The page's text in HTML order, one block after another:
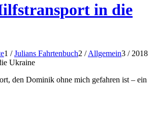
in die
1 / Julians Fahrtenbuch2 / Allgemein3 / 2018
Ukraine
den Dominik ohne mich gefahren ist – ein